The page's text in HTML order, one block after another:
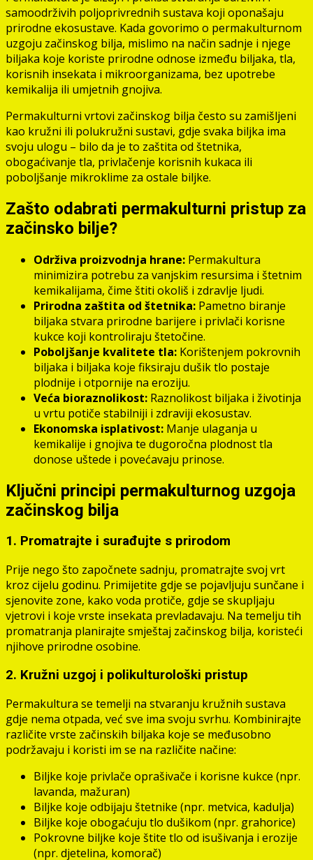
samoodrživih poljoprivrednih sustava koji oponašaju
prirodne ekosustave. Kada govorimo o permakulturnom
uzgoju začinskog bilja, mislimo na način sadnje i njege
biljaka koje koriste prirodne odnose između biljaka, tla,
korisnih insekata i mikroorganizama, bez upotrebe
kemikalija ili umjetnih gnojiva.
Permakulturni vrtovi začinskog bilja često su zamišljeni
kao kružni ili polukružni sustavi, gdje svaka biljka ima
svoju ulogu – bilo da je to zaštita od štetnika,
obogaćivanje tla, privlačenje korisnih kukaca ili
poboljšanje mikroklime za ostale biljke.
Zašto odabrati permakulturni pristup za
začinsko bilje?
Održiva proizvodnja hrane: Permakultura
minimizira potrebu za vanjskim resursima i štetnim
kemikalijama, čime štiti okoliš i zdravlje ljudi.
Prirodna zaštita od štetnika: Pametno biranje
biljaka stvara prirodne barijere i privlači korisne
kukce koji kontroliraju štetočine.
Poboljšanje kvalitete tla: Korištenjem pokrovnih
biljaka i biljaka koje fiksiraju dušik tlo postaje
plodnije i otpornije na eroziju.
Veća bioraznolikost: Raznolikost biljaka i životinja
u vrtu potiče stabilniji i zdraviji ekosustav.
Ekonomska isplativost: Manje ulaganja u
kemikalije i gnojiva te dugoročna plodnost tla
donose uštede i povećavaju prinose.
Ključni principi permakulturnog uzgoja
začinskog bilja
1. Promatrajte i surađujte s prirodom
Prije nego što započnete sadnju, promatrajte svoj vrt
kroz cijelu godinu. Primijetite gdje se pojavljuju sunčane i
sjenovite zone, kako voda protiče, gdje se skupljaju
vjetrovi i koje vrste insekata prevladavaju. Na temelju tih
promatranja planirajte smještaj začinskog bilja, koristeći
njihove prirodne osobine.
2. Kružni uzgoj i polikulturološki pristup
Permakultura se temelji na stvaranju kružnih sustava
gdje nema otpada, već sve ima svoju svrhu. Kombinirajte
različite vrste začinskih biljaka koje se međusobno
podržavaju i koristi im se na različite načine:
Biljke koje privlače oprašivače i korisne kukce (npr.
lavanda, mažuran)
Biljke koje odbijaju štetnike (npr. metvica, kadulja)
Biljke koje obogaćuju tlo dušikom (npr. grahorice)
Pokrovne biljke koje štite tlo od isušivanja i erozije
(npr. djetelina, komorač)